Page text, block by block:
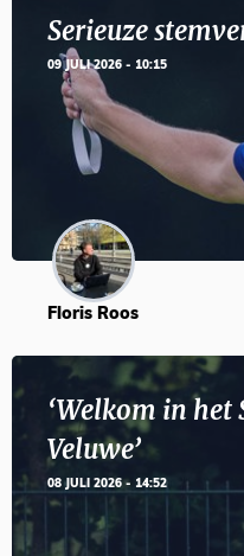
Serieuze
09 JULI 2026 - 10:15
Floris Roos
‘Welkom in het
Veluwe’
08 JULI 2026 - 14:52